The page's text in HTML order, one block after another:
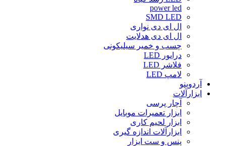
power led
SMD LED
ال ای دی نواری
ال ای دی هدلایت
چسب و خمیر سیلیکونی
درایور LED
فلاشر LED
لامپ LED
آردوینو
ابزارآلات
آچار پرسی
ابزار تعمیرات موبایل
ابزار لحیم کاری
ابزارآلات اندازه گیری
پنس و ست ابزار